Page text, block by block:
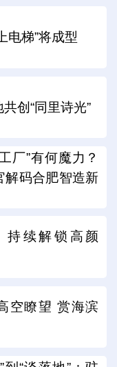
电梯”将成型
创“同里诗光”
厂”有何魔力？
解码合肥智造新
持续解锁高颜
空瞭望 赏海滨